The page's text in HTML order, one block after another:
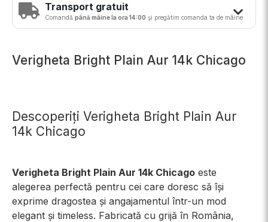
Transport gratuit
Comandă până mâine la ora 14:00 și pregătim comanda ta de mâine
Verigheta Bright Plain Aur 14k Chicago
Descoperiți Verigheta Bright Plain Aur
14k Chicago
Verigheta Bright Plain Aur 14k Chicago este
alegerea perfectă pentru cei care doresc să își
exprime dragostea și angajamentul într-un mod
elegant și timeless. Fabricată cu grijă în România,